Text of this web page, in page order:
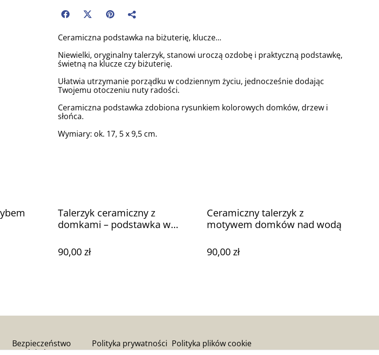
Ceramiczna podstawka na biżuterię, klucze...
Niewielki, oryginalny talerzyk, stanowi uroczą ozdobę i praktyczną podstawkę,
świetną na klucze czy biżuterię.
Ułatwia utrzymanie porządku w codziennym życiu, jednocześnie dodając
Twojemu otoczeniu nuty radości.
Ceramiczna podstawka zdobiona rysunkiem kolorowych domków, drzew i
słońca.
Wymiary: ok. 17, 5 x 9,5 cm.
Talerzyk ceramiczny z
domkami – podstawka w
90,00 zł
Ceramiczny talerzyk z
motywem domków nad wodą
90,00 zł
Bezpieczeństwo
produktów (GPSR)
Polityka prywatności Polityka plików cookie